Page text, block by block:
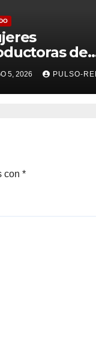
de
respaldan
de
Sánchez
5, 2026 PULSO-
con *